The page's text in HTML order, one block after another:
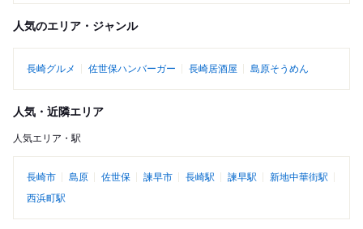
人気のエリア・ジャンル
長崎グルメ 佐世保ハンバーガー 長崎居酒屋 島原そうめん
人気・近隣エリア
人気エリア・駅
長崎市 島原 佐世保 諫早市 長崎駅 諫早駅
新地中華街駅
西浜町駅